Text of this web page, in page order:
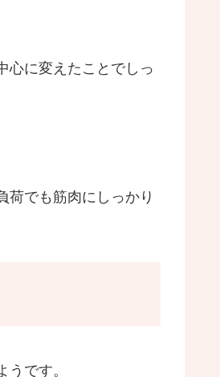
心に変えたことでしっ
荷でも筋肉にしっかり
です。